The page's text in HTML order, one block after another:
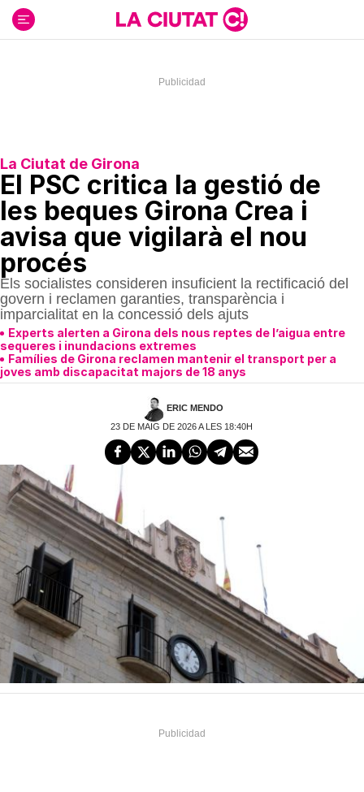
contenido
La Ciutat de Girona
El PSC critica la gestió de
les beques Girona Crea i
avisa que vigilarà el nou
procés
Els socialistes consideren insuficient la rectificació del
govern i reclamen garanties, transparència i
imparcialitat en la concessió dels ajuts
Experts alerten a Girona dels nous reptes de l’aigua entre
sequeres i inundacions extremes
Famílies de Girona reclamen mantenir el transport per a
joves amb discapacitat majors de 18 anys
ERIC MENDO
23 DE MAIG DE 2026 A LES 18:40H